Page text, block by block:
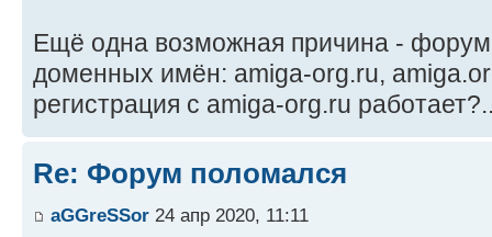
Ещё одна возможная причина -
доменных имён: amiga-org.ru,
регистрация с amiga-org.ru
Re: Форум поломался
aGGreSSor 24 апр 2020, 11:11